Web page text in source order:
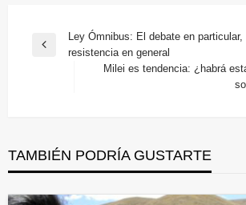
Navegación
Entrada
Ley Ómnibus: El debate en particular,
resistencia en general
Milei es tendencia: ¿habrá
TAMBIÉN PODRÍA GUSTARTE